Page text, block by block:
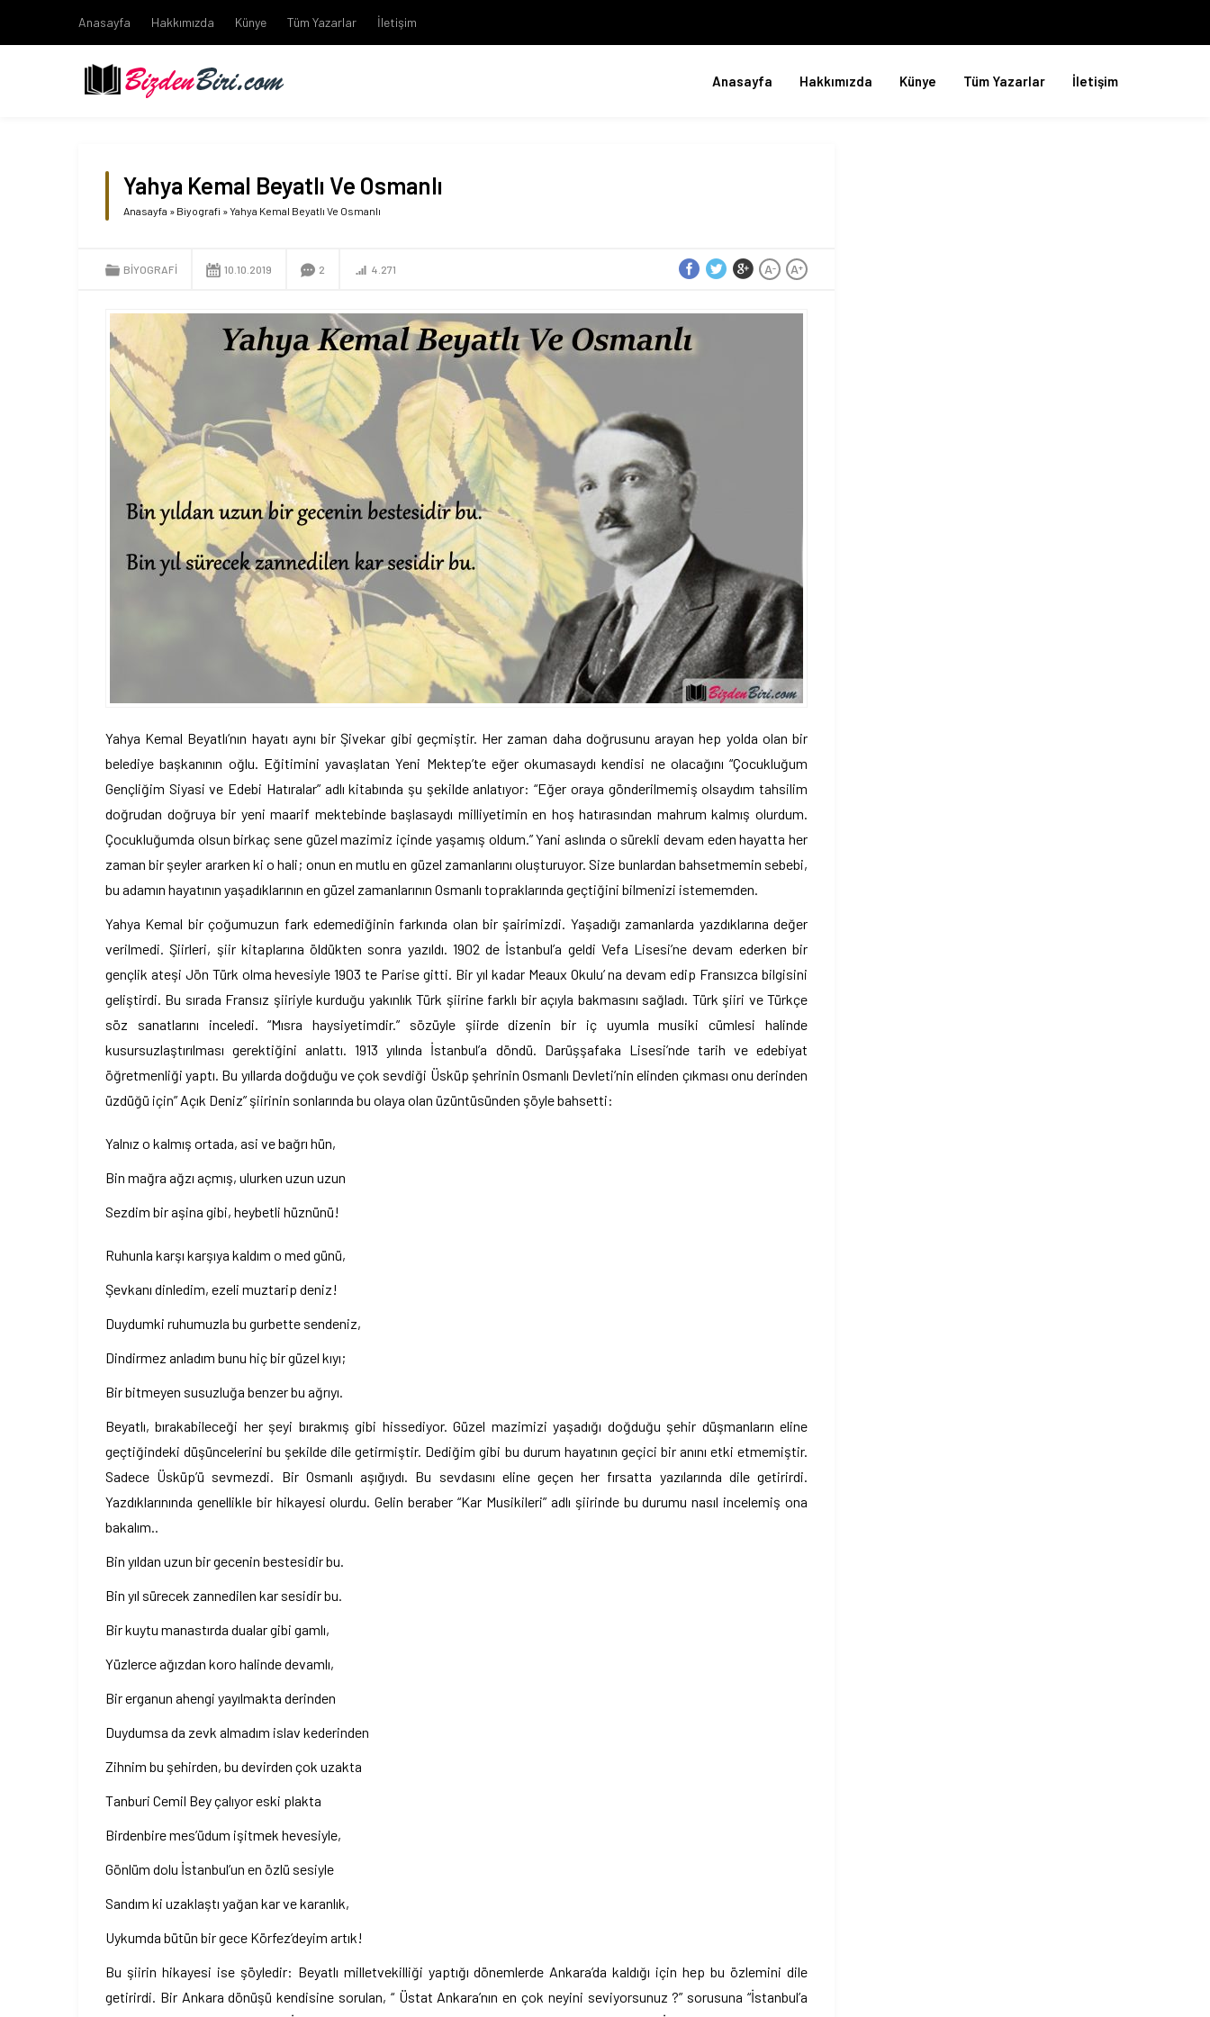
Anasayfa Hakkımızda Künye Tüm Yazarlar İletişim
Anasayfa Hakkımızda Künye Tüm Yazarlar İletişim
Yahya Kemal Beyatlı Ve Osmanlı
Anasayfa » Biyografi »Yahya Kemal Beyatlı Ve Osmanlı
BIYOGRAFI 10.10.2019 2 4.271 A+
A-
Yahya Kemal Beyatlı’nın hayatı aynı bir Şivekar gibi geçmiştir. Her zaman daha doğrusunu arayan hep yolda olan bir
belediye başkanının oğlu. Eğitimini yavaşlatan Yeni Mektep’te eğer okumasaydı kendisi ne olacağını “Çocukluğum
Gençliğim Siyasi ve Edebi Hatıralar” adlı kitabında şu şekilde anlatıyor: “Eğer oraya gönderilmemiş olsaydım tahsilim
doğrudan doğruya bir yeni maarif mektebinde başlasaydı milliyetimin en hoş hatırasından mahrum kalmış olurdum.
Çocukluğumda olsun birkaç sene güzel mazimiz içinde yaşamış oldum.” Yani aslında o sürekli devam eden hayatta her
zaman bir şeyler ararken ki o hali; onun en mutlu en güzel zamanlarını oluşturuyor. Size bunlardan bahsetmemin sebebi,
bu adamın hayatının yaşadıklarının en güzel zamanlarının Osmanlı topraklarında geçtiğini bilmenizi istememden.
Yahya Kemal bir çoğumuzun fark edemediğinin farkında olan bir şairimizdi. Yaşadığı zamanlarda yazdıklarına değer
verilmedi. Şiirleri, şiir kitaplarına öldükten sonra yazıldı. 1902 de İstanbul’a geldi Vefa Lisesi’ne devam ederken bir
gençlik ateşi Jön Türk olma hevesiyle 1903 te Parise gitti. Bir yıl kadar Meaux Okulu’ na devam edip Fransızca bilgisini
geliştirdi. Bu sırada Fransız şiiriyle kurduğu yakınlık Türk şiirine farklı bir açıyla bakmasını sağladı. Türk şiiri ve Türkçe
söz sanatlarını inceledi. “Mısra haysiyetimdir.” sözüyle şiirde dizenin bir iç uyumla musiki cümlesi halinde
kusursuzlaştırılması gerektiğini anlattı. 1913 yılında İstanbul’a döndü. Darüşşafaka Lisesi’nde tarih ve edebiyat
öğretmenliği yaptı. Bu yıllarda doğduğu ve çok sevdiği Üsküp şehrinin Osmanlı Devleti’nin elinden çıkması onu derinden
üzdüğü için” Açık Deniz” şiirinin sonlarında bu olaya olan üzüntüsünden şöyle bahsetti:
Yalnız o kalmış ortada, asi ve bağrı hün,
Bin mağra ağzı açmış, ulurken uzun uzun
Sezdim bir aşina gibi, heybetli hüznünü!
Ruhunla karşı karşıya kaldım o med günü,
Şevkanı dinledim, ezeli muztarip deniz!
Duydumki ruhumuzla bu gurbette sendeniz,
Dindirmez anladım bunu hiç bir güzel kıyı;
Bir bitmeyen susuzluğa benzer bu ağrıyı.
Beyatlı, bırakabileceği her şeyi bırakmış gibi hissediyor. Güzel mazimizi yaşadığı doğduğu şehir düşmanların eline
geçtiğindeki düşüncelerini bu şekilde dile getirmiştir. Dediğim gibi bu durum hayatının geçici bir anını etki etmemiştir.
Sadece Üsküp’ü sevmezdi. Bir Osmanlı aşığıydı. Bu sevdasını eline geçen her fırsatta yazılarında dile getirirdi.
Yazdıklarınında genellikle bir hikayesi olurdu. Gelin beraber “Kar Musikileri” adlı şiirinde bu durumu nasıl incelemiş ona
bakalım..
Bin yıldan uzun bir gecenin bestesidir bu.
Bin yıl sürecek zannedilen kar sesidir bu.
Bir kuytu manastırda dualar gibi gamlı,
Yüzlerce ağızdan koro halinde devamlı,
Bir erganun ahengi yayılmakta derinden
Duydumsa da zevk almadım islav kederinden
Zihnim bu şehirden, bu devirden çok uzakta
Tanburi Cemil Bey çalıyor eski plakta
Birdenbire mes’üdum işitmek hevesiyle,
Gönlüm dolu İstanbul’un en özlü sesiyle
Sandım ki uzaklaştı yağan kar ve karanlık,
Uykumda bütün bir gece Körfez’deyim artık!
Bu şiirin hikayesi ise şöyledir: Beyatlı milletvekilliği yaptığı dönemlerde Ankara’da kaldığı için hep bu özlemini dile
getirirdi. Bir Ankara dönüşü kendisine sorulan, “ Üstat Ankara’nın en çok neyini seviyorsunuz ?” sorusuna “İstanbul’a